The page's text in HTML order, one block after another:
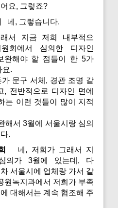
요, 그렇죠?
네, 그렇습니다.
지금 저희 내부적으
회에서 심의한 디자인
완해야 할 점들이 한 5가
요.
문구 서체, 경관 조명 같
, 전반적으로 디자인 면에
는 이런 것들이 많이 지적
해서 3월에 서울시랑 심의
.
네, 저희가 그래서 지
의가 3월에 있는데, 다
서울시에 업체랑 가서 같
원녹지과에서 저희가 부족
대해서는 계속 협조해 주